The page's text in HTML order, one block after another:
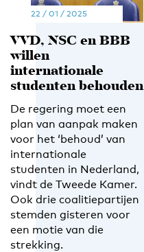
22 / 01 / 2025
VVD, NSC en BBB
willen
internationale
studenten behouden
De regering moet een
plan van aanpak maken
voor het ‘behoud’ van
internationale
studenten in Nederland,
vindt de Tweede Kamer.
Ook drie coalitiepartijen
stemden gisteren voor
een motie van die
strekking.